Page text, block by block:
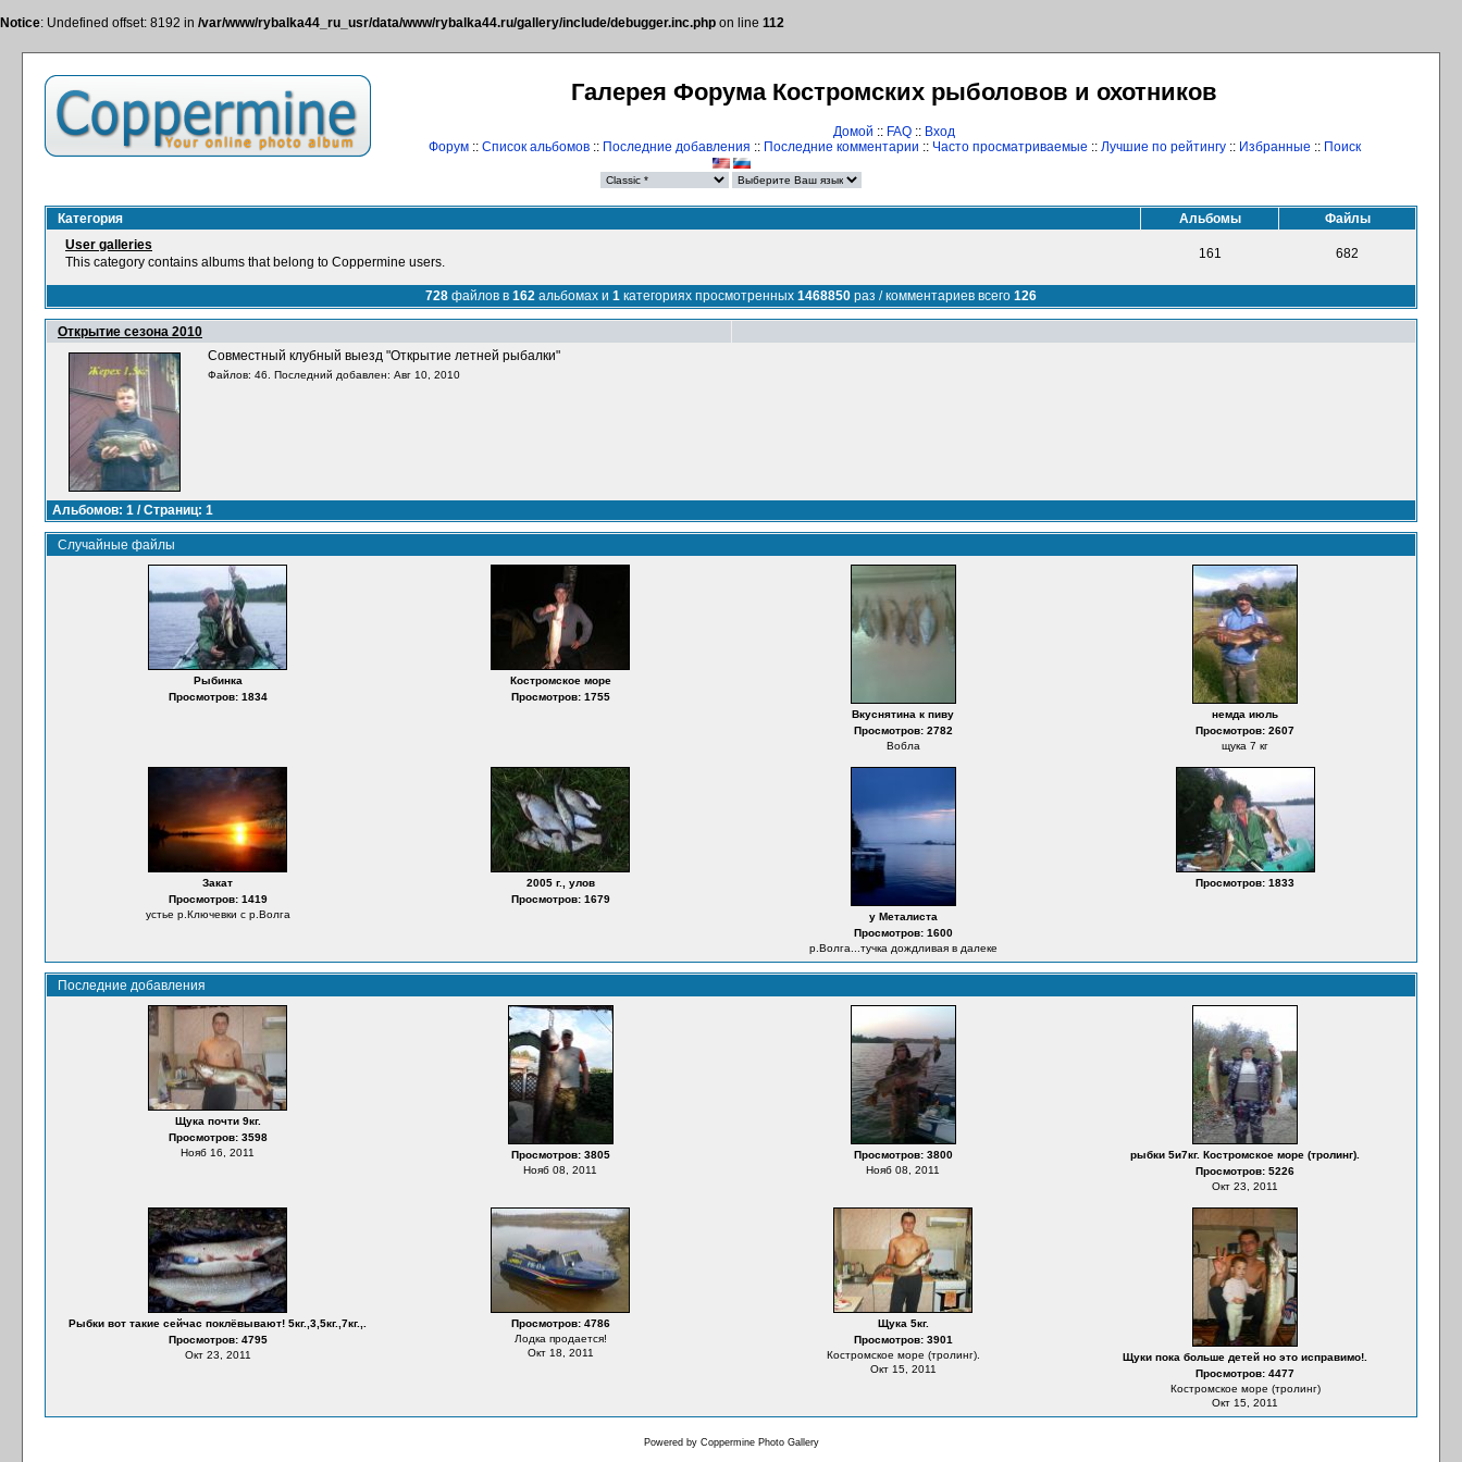
Notice: Undefined offset: 8192 in /var/www/rybalka44_ru_usr/data/www/rybalka44.ru/gallery/include/debugger.inc.php on line 112
Галерея Форума Костромских рыболовов и охотников
Домой :: FAQ :: Вход
Форум:: Список альбомов:: Последние добавления :: Последние комментарии :: Часто просматриваемые :: Лучшие по рейтингу:: Избранные :: Поиск
Категория Альбомы
Файлы
User galleries
This category contains albums that belong to Coppermine users.
161 682
728 файлов в 162 альбомах и 1 категориях просмотренных 1468850 раз / комментариев всего 126
Открытие сезона 2010
Cовместный клубный выезд "Открытие летней рыбалки"
Файлов: 46. Последний добавлен: Авг 10, 2010
Альбомов: 1 / Страниц: 1
Случайные файлы
Рыбинка
Просмотров: 1834
Костромское море
Просмотров: 1755
Вкуснятина к пиву
Просмотров: 2782
Вобла
немда июль
Просмотров: 2607
щука 7 кг
Закат
Просмотров: 1419
устье р.Ключевки с р.Волга
2005 г., улов
Просмотров: 1679
у Металиста
Просмотров: 1600
р.Волга...тучка дождливая в далеке
Просмотров: 1833
Последние добавления
Щука почти 9кг.
Просмотров: 3598
Нояб 16, 2011
Просмотров: 3805
Нояб 08, 2011
Просмотров: 3800
Нояб 08, 2011
рыбки 5и7кг. Костромское море (тролинг).
Просмотров: 5226
Окт 23, 2011
Рыбки вот такие сейчас поклёвывают! 5кг.,3,5кг.,7кг.,.
Просмотров: 4795
Окт 23, 2011
Просмотров: 4786
Лодка продается!
Окт 18, 2011
Щука 5кг.
Просмотров: 3901
Костромское море (тролинг).
Окт 15, 2011
Щуки пока больше детей но это исправимо!.
Просмотров: 4477
Костромское море (тролинг)
Окт 15, 2011
Powered by Coppermine Photo Gallery